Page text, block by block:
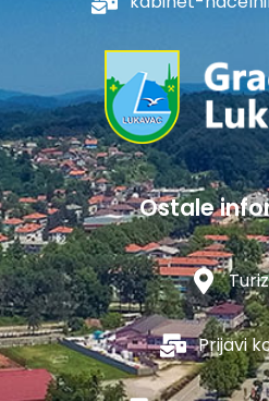
Ostale
Prijavi